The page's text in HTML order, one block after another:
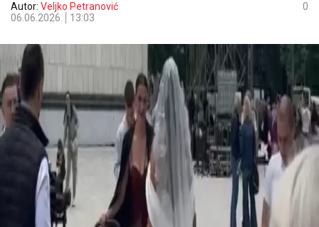
Autor: Veljko Petranović
06.06.2026.
13:03
0